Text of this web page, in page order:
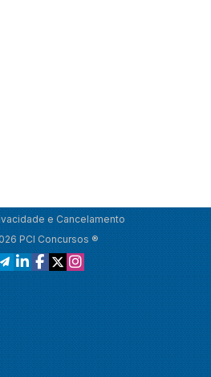
e Cancelamento
PCI Concursos ®